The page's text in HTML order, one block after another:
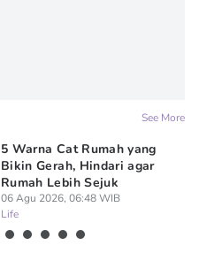
See More
5 Warna Cat Rumah yang
Bikin Gerah, Hindari agar
Rumah Lebih Sejuk
06 Agu 2026, 06:48 WIB
Life